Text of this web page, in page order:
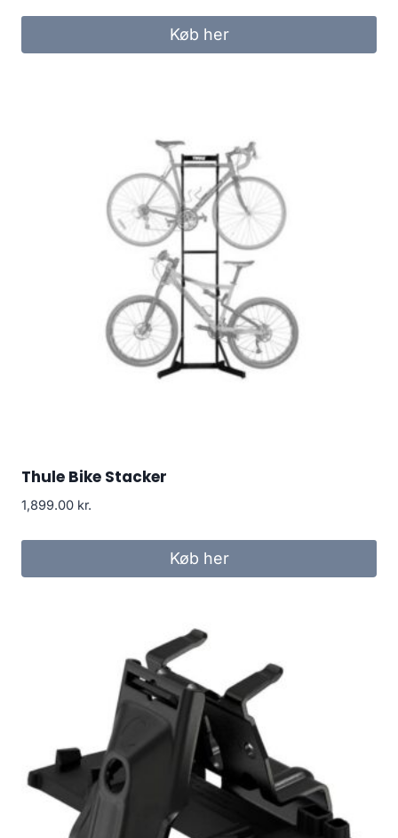
Køb her
Thule Bike Stacker
1,899.00 kr.
Køb her